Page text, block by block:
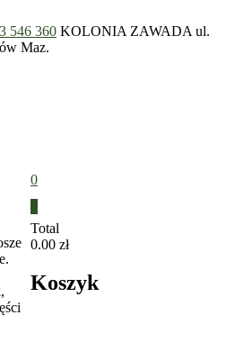
546 360 KOLONIA ZAWADA ul.
Maz.
0
Total
0.00 zł
Koszyk